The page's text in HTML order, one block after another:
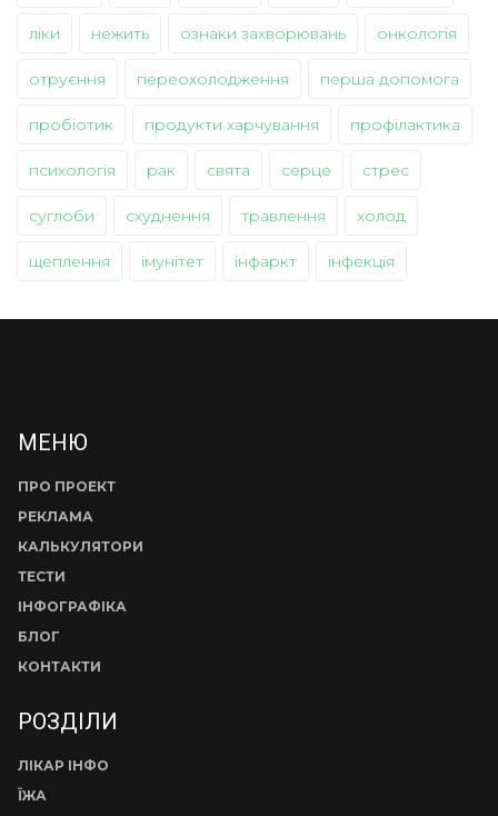
ліки нежить ознаки захворювань онкологія
отруєння переохолодження перша допомога
пробіотик продукти харчування профілактика
психологія рак свята серце стрес
суглоби схуднення травлення холод
щеплення імунітет інфаркт інфекція
МЕНЮ
ПРО ПРОЕКТ
РЕКЛАМА
КАЛЬКУЛЯТОРИ
ТЕСТИ
ІНФОГРАФІКА
БЛОГ
КОНТАКТИ
РОЗДІЛИ
ЛІКАР ІНФО
ЇЖА